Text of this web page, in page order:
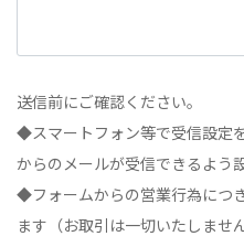
送信前にご確認ください。
◆スマートフォン等で受信設定
からのメールが受信できるよう
◆フォームからの営業行為につ
ます（お取引は一切いたしません